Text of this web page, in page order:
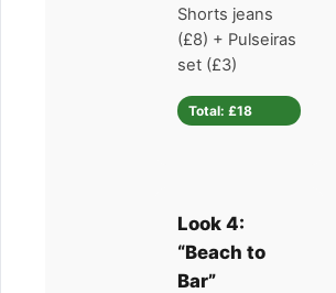
Shorts jeans
(£8) + Pulseiras
set (£3)
Total: £18
Look 4:
“Beach to
Bar”